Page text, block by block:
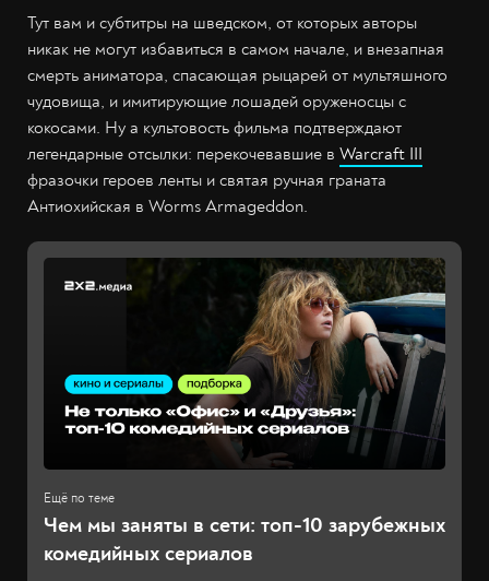
Тут вам и субтитры на шведском, от которых авторы
никак не могут избавиться в самом начале, и внезапная
смерть аниматора, спасающая рыцарей от мультяшного
чудовища, и имитирующие лошадей оруженосцы с
кокосами. Ну а культовость фильма подтверждают
легендарные отсылки: перекочевавшие в Warcraft III
фразочки героев ленты и святая ручная граната
Антиохийская в Worms Armageddon.
Чем мы заняты в сети: топ-10 зарубежных
комедийных сериалов